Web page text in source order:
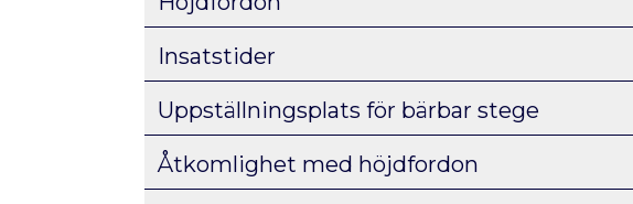
Insatstider
Uppställningsplats för bärbar stege
Åtkomlighet med höjdfordon